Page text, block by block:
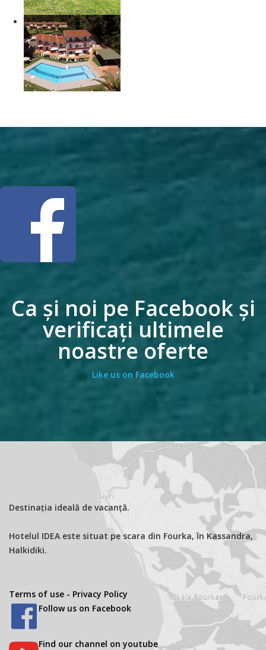
Ca și noi pe Facebook și
verificați ultimele
noastre oferte
Like us on Facebook
Destinația ideală de vacanță.
Hotelul IDEA este situat pe scara din Fourka, în Kassandra,
Halkidiki.
Terms of use - Privacy Policy
Follow us on Facebook
Find our channel on youtube